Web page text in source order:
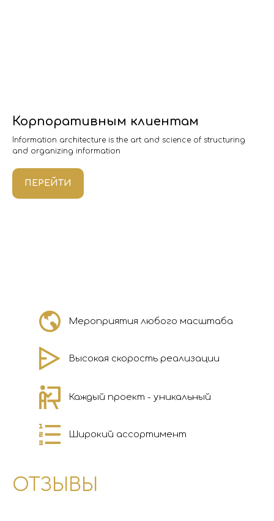
Корпоративным клиентам
Information architecture is the art and science of structuring
and organizing information
ПЕРЕЙТИ
Мероприятия любого масштаба
Каждый проект - уникальный
Высокая скорость реализации
Широкий ассортимент
ОТЗЫВЫ